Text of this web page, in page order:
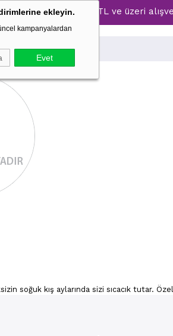
ekleyin.
kampanyalardan
Evet
%30 İndirim → 1500 TL ve üzeri
soğuk kış aylarında sizi sıcacık tutar.